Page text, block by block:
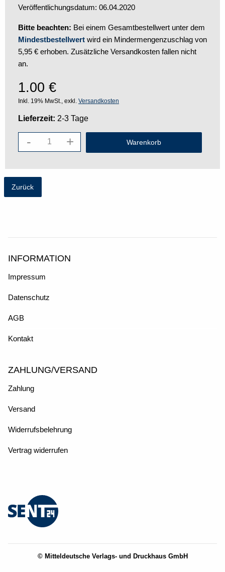
Veröffentlichungsdatum: 06.04.2020
Bitte beachten: Bei einem Gesamtbestellwert unter dem
Mindestbestellwert wird ein Mindermengenzuschlag von
5,95 € erhoben. Zusätzliche Versandkosten fallen nicht
an.
1.00 €
Inkl. 19% MwSt., exkl. Versandkosten
Lieferzeit: 2-3 Tage
- +
Zurück
INFORMATION
Impressum
Datenschutz
AGB
Kontakt
ZAHLUNG/VERSAND
Zahlung
Versand
Widerrufsbelehrung
Vertrag widerrufen
© Mitteldeutsche Verlags- und Druckhaus GmbH